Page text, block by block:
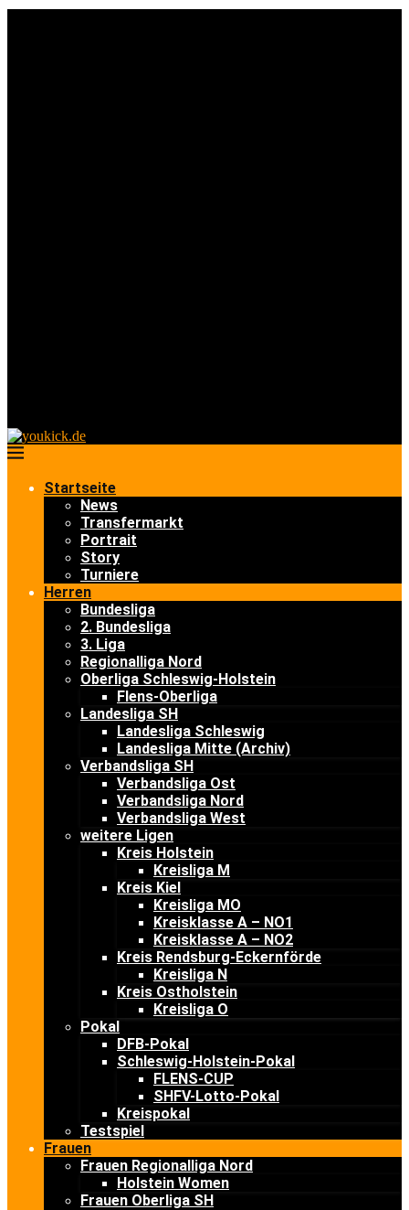
Startseite
News
Transfermarkt
Portrait
Story
Turniere
Herren
Bundesliga
2. Bundesliga
3. Liga
Regionalliga Nord
Oberliga Schleswig-Holstein
Flens-Oberliga
Landesliga SH
Landesliga Schleswig
Landesliga Mitte (Archiv)
Verbandsliga SH
Verbandsliga Ost
Verbandsliga Nord
Verbandsliga West
weitere Ligen
Kreis Holstein
Kreisliga M
Kreis Kiel
Kreisliga MO
Kreisklasse A – NO1
Kreisklasse A – NO2
Kreis Rendsburg-Eckernförde
Kreisliga N
Kreis Ostholstein
Kreisliga O
Pokal
DFB-Pokal
Schleswig-Holstein-Pokal
FLENS-CUP
SHFV-Lotto-Pokal
Kreispokal
Testspiel
Frauen
Frauen Regionalliga Nord
Holstein Women
Frauen Oberliga SH